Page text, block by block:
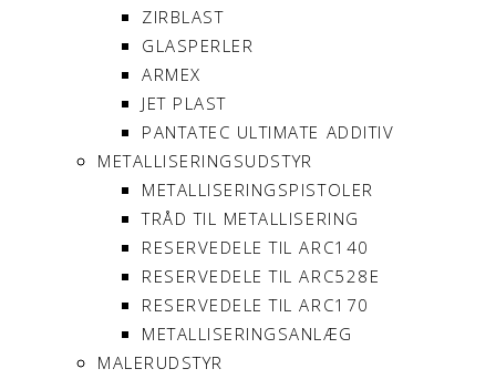
ZIRBLAST
GLASPERLER
ARMEX
JET PLAST
PANTATEC ULTIMATE ADDITIV
METALLISERINGSUDSTYR
METALLISERINGSPISTOLER
TRÅD TIL METALLISERING
RESERVEDELE TIL ARC140
RESERVEDELE TIL ARC528E
RESERVEDELE TIL ARC170
METALLISERINGSANLÆG
MALERUDSTYR